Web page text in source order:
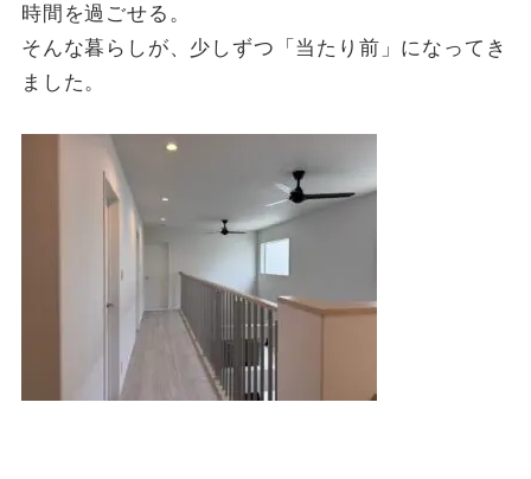
時間を過ごせる。
そんな暮らしが、少しずつ「当たり前」になってき
ました。